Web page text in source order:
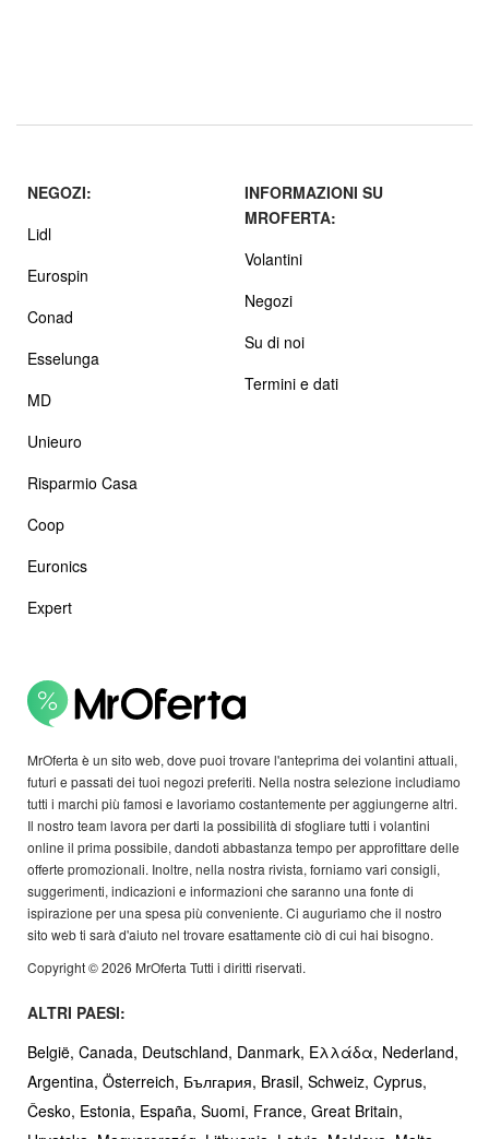
MrOferta è un sito web, dove puoi trovare l'anteprima dei volantini attuali,
futuri e passati dei tuoi negozi preferiti. Nella nostra selezione includiamo
tutti i marchi più famosi e lavoriamo costantemente per aggiungerne altri.
Il nostro team lavora per darti la possibilità di sfogliare tutti i volantini
online il prima possibile, dandoti abbastanza tempo per approfittare delle
offerte promozionali. Inoltre, nella nostra rivista, forniamo vari consigli,
suggerimenti, indicazioni e informazioni che saranno una fonte di
ispirazione per una spesa più conveniente. Ci auguriamo che il nostro
sito web ti sarà d'aiuto nel trovare esattamente ciò di cui hai bisogno.
Copyright © 2026 MrOferta Tutti i diritti riservati.
NEGOZI:
Lidl
Eurospin
Conad
Esselunga
MD
Unieuro
Risparmio Casa
Coop
Euronics
Expert
INFORMAZIONI SU
MROFERTA:
Volantini
Negozi
Su di noi
Termini e dati
ALTRI PAESI:
België, Canada, Deutschland, Danmark, Ελλάδα, Nederland,
Argentina, Österreich, България, Brasil, Schweiz, Cyprus,
Česko, Estonia, España, Suomi, France, Great Britain,